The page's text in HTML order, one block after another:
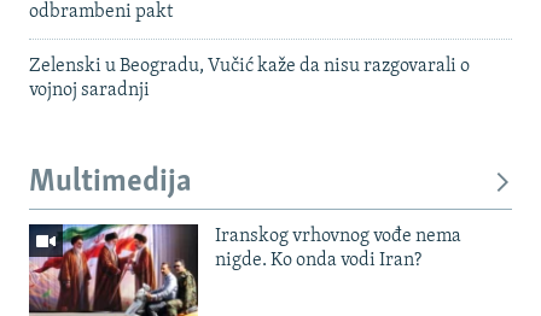
odbrambeni pakt
Zelenski u Beogradu, Vučić kaže da nisu razgovarali o
vojnoj saradnji
Multimedija
Iranskog vrhovnog vođe nema
nigde. Ko onda vodi Iran?